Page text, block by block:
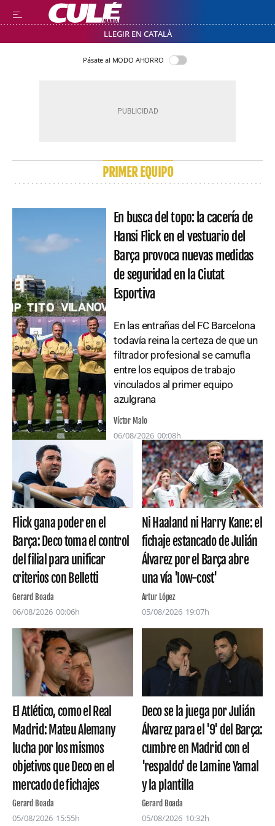
LLEGIR EN CATALÀ
Pásate al MODO AHORRO
PRIMER EQUIPO
En busca del topo: la cacería de
Hansi Flick en el vestuario del
Barça provoca nuevas medidas
de seguridad en la Ciutat
Esportiva
En las entrañas del FC Barcelona
todavía reina la certeza de que un
filtrador profesional se camufla
entre los equipos de trabajo
vinculados al primer equipo
azulgrana
Víctor Malo
06/08/2026 00:08h
Flick gana poder en el
Barça: Deco toma el control
del filial para unificar
criterios con Belletti
Gerard Boada
06/08/2026 00:06h
Ni Haaland ni Harry Kane: el
fichaje estancado de Julián
Álvarez por el Barça abre
una vía 'low-cost'
Artur López
05/08/2026 19:07h
El Atlético, como el Real
Madrid: Mateu Alemany
lucha por los mismos
objetivos que Deco en el
mercado de fichajes
Gerard Boada
05/08/2026 15:55h
Deco se la juega por Julián
Álvarez para el '9' del Barça:
cumbre en Madrid con el
'respaldo' de Lamine Yamal
y la plantilla
Gerard Boada
05/08/2026 10:32h